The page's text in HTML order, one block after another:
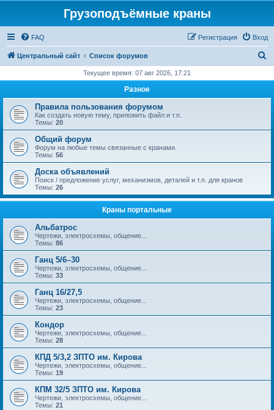
Грузоподъёмные краны
FAQ Вход
Регистрация
Центральный сайт Список форумов
с
Текущее время: 07 авг 2026, 17:21
Разное
Правила пользования форумом
Как создать новую тему, приложить файл и т.п.
Темы: 20
Общий форум
Форум на любые темы связанные с кранами.
Темы: 56
Доска объявлений
Поиск / предложение услуг, механизмов, деталей и т.п. для кранов
Темы: 26
Краны портальные
Альбатрос
Чертежи, электросхемы, общение...
Темы: 86
Ганц 5/6–30
Чертежи, электросхемы, общение...
Темы: 33
Ганц 16/27,5
Чертежи, электросхемы, общение...
Темы: 23
Кондор
Чертежи, электросхемы, общение...
Темы: 28
КПД 5/3,2 ЗПТО им. Кирова
Чертежи, электросхемы, общение...
Темы: 19
КПМ 32/5 ЗПТО им. Кирова
Чертежи, электросхемы, общение...
Темы: 21